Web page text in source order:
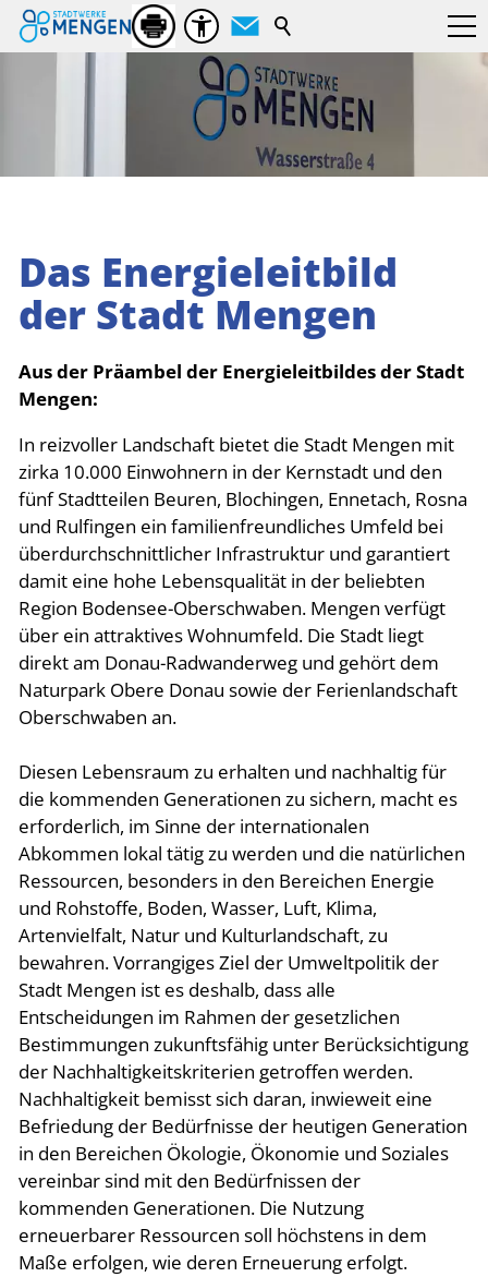
Suchbegriff
Das Energieleitbild
der Stadt Mengen
Aus der Präambel der Energieleitbildes der Stadt
Mengen:
In reizvoller Landschaft bietet die Stadt Mengen mit
zirka 10.000 Einwohnern in der Kernstadt und den
fünf Stadtteilen Beuren, Blochingen, Ennetach, Rosna
und Rulfingen ein familienfreundliches Umfeld bei
überdurchschnittlicher Infrastruktur und garantiert
damit eine hohe Lebensqualität in der beliebten
Region Bodensee-Oberschwaben. Mengen verfügt
über ein attraktives Wohnumfeld. Die Stadt liegt
direkt am Donau-Radwanderweg und gehört dem
Naturpark Obere Donau sowie der Ferienlandschaft
Oberschwaben an.
Diesen Lebensraum zu erhalten und nachhaltig für
die kommenden Generationen zu sichern, macht es
erforderlich, im Sinne der internationalen
Abkommen lokal tätig zu werden und die natürlichen
Ressourcen, besonders in den Bereichen Energie
und Rohstoffe, Boden, Wasser, Luft, Klima,
Artenvielfalt, Natur und Kulturlandschaft, zu
bewahren. Vorrangiges Ziel der Umweltpolitik der
Stadt Mengen ist es deshalb, dass alle
Entscheidungen im Rahmen der gesetzlichen
Bestimmungen zukunftsfähig unter Berücksichtigung
der Nachhaltigkeitskriterien getroffen werden.
Nachhaltigkeit bemisst sich daran, inwieweit eine
Befriedung der Bedürfnisse der heutigen Generation
in den Bereichen Ökologie, Ökonomie und Soziales
vereinbar sind mit den Bedürfnissen der
kommenden Generationen. Die Nutzung
erneuerbarer Ressourcen soll höchstens in dem
Maße erfolgen, wie deren Erneuerung erfolgt.